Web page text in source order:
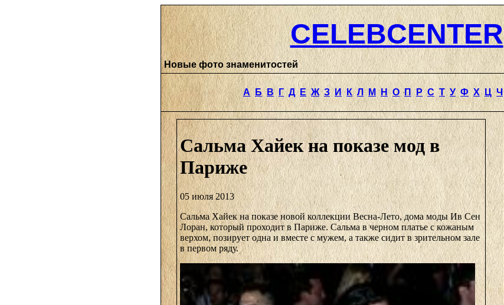
CELEBCENTER
Новые фото знаменитостей
А Б В Г Д Е Ж З И К Л М Н О П Р С Т У Ф Х Ц Ч
Сальма Хайек на показе мод в
Париже
05 июля 2013
Сальма Хайек на показе новой коллекции Весна-Лето, дома моды Ив Сен
Лоран, который проходит в Париже. Сальма в черном платье с кожаным
верхом, позирует одна и вместе с мужем, а также сидит в зрительном зале
в первом ряду.